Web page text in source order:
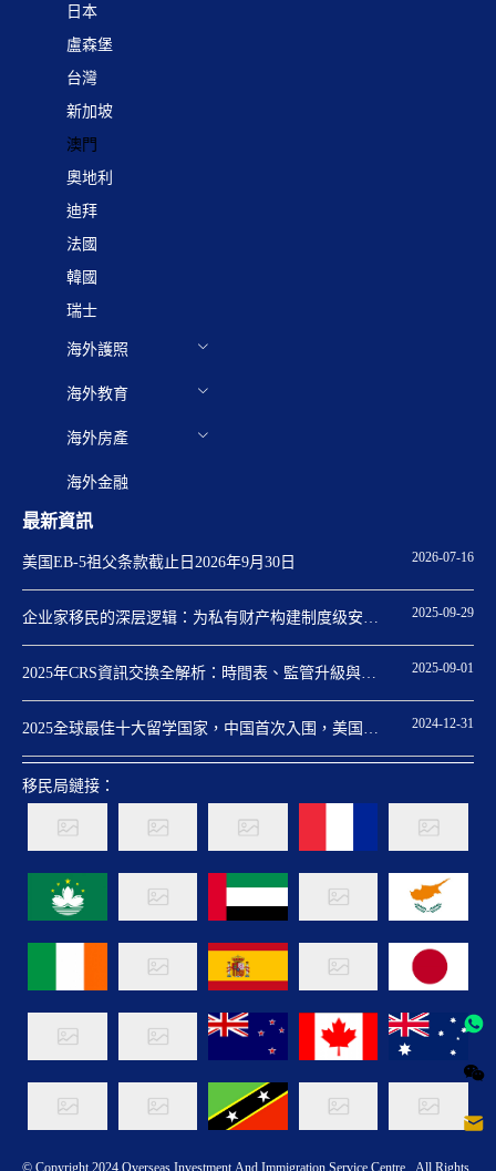
日本
盧森堡
台灣
新加坡
澳門
奧地利
迪拜
法國
韓國
瑞士
海外護照
海外教育
海外房產
海外金融
最新資訊
2026-07-16
美国EB-5祖父条款截止日2026年9月30日
2025-09-29
企业家移民的深层逻辑：为私有财产构建制度级安全
2025-09-01
2025年CRS資訊交換全解析：時間表、監管升級與身
2024-12-31
2025全球最佳十大留学国家，中国首次入围，美国重
移民局鏈接：
© Copyright 2024 Overseas Investment And Immigration Service Centre . All Rights